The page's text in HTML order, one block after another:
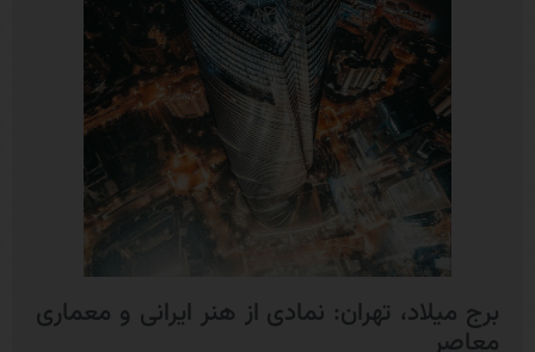
برج میلاد، تهران: نمادی از هنر ایرانی و معماری
معاصر